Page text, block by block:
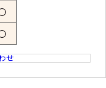
せ